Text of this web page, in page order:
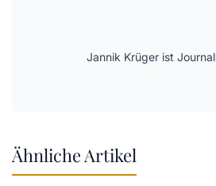
Jannik Krüger ist
Ähnliche Artikel